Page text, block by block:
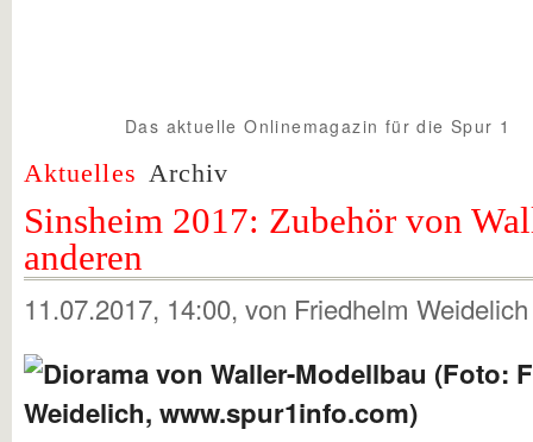
Aktuelles Archiv
Das aktuelle Onlinemagazin für die Spur 1
Spur1info.com
Sinsheim 2017: Zubehör von
anderen
11.07.2017, 14:00, von Friedhelm